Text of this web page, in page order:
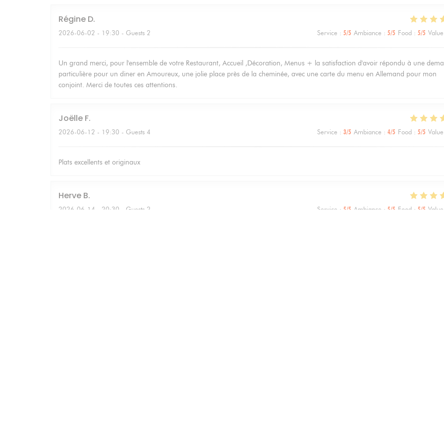
Régine D
2026-06-02 - 19:30 - Guests 2 Service : 5/5 Ambiance : 5/5 Food : 5/5 Value
Un grand merci, pour l'ensemble de votre Restaurant, Accueil ,Décoration, Menus + la satisfaction d'avoir répondu à une
particulière pour un diner en Amoureux, une jolie place près de la cheminée, avec une carte du menu en Allemand pour mon
conjoint. Merci de toutes ces attentions.
Joëlle F
2026-06-12 - 19:30 - Guests 4 Service : 3/5 Ambiance : 4/5 Food : 5/5 Value
Plats excellents et originaux
Herve B
2026-06-14 - 20:30 - Guests 2 Service : 5/5 Ambiance : 5/5 Food : 5/5 Value